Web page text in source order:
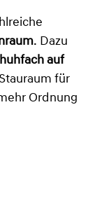
. Dazu
auf
für
Ordnung